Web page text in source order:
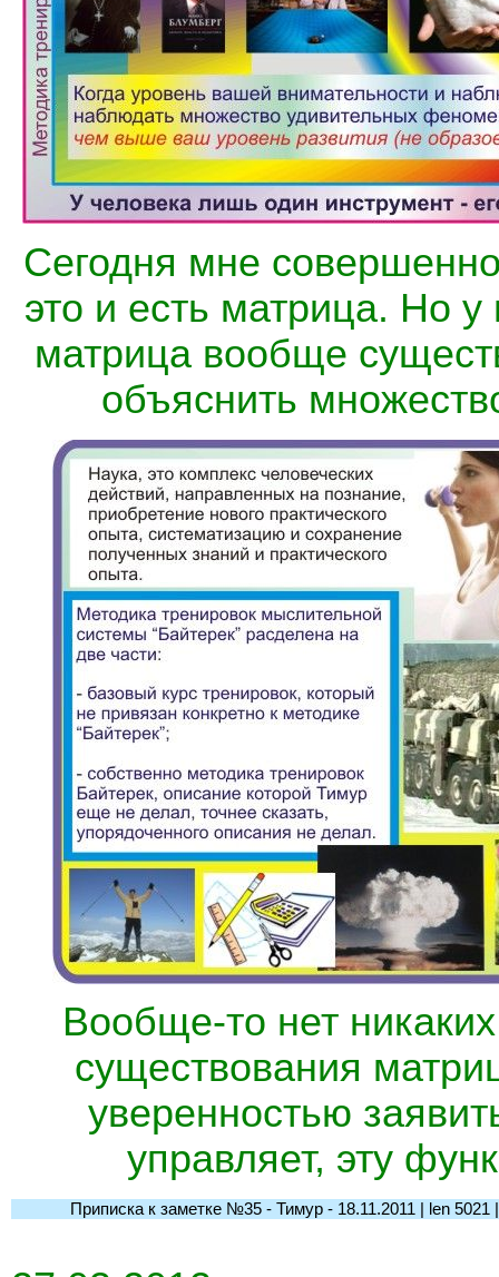
Сегодня мне
это и есть матрица. Но
матрица вообще
объяснить
Вообще-то нет
существования
уверенностью
управляет, эту
Приписка к заметке №35 - Тимур - 18.11.2011 | len 5021